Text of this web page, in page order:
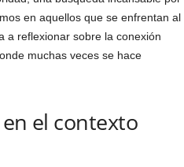
en aquellos que se enfrentan al
a reflexionar sobre la conexión
muchas veces se hace
el contexto